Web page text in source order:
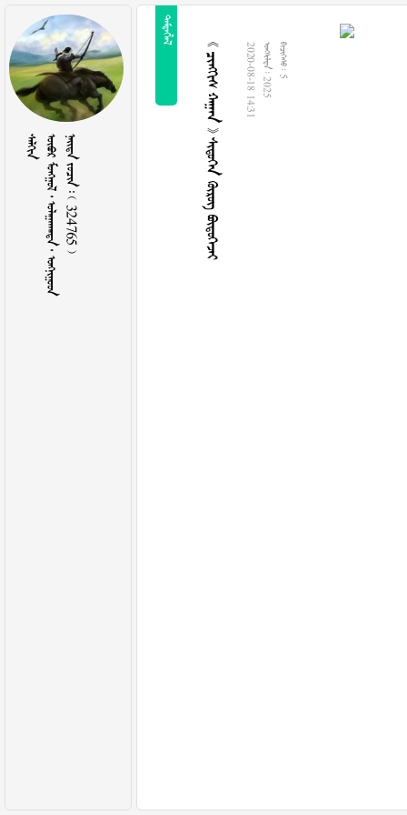
          324765 

     2020-08-18 14:31  2025  5